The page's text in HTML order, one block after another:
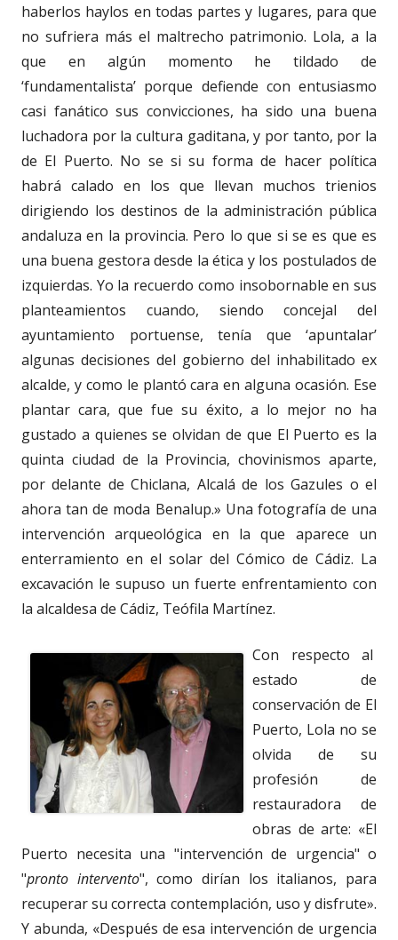
haberlos haylos en todas partes y lugares, para que
no sufriera más el maltrecho patrimonio. Lola, a la
que en algún momento he tildado de
‘fundamentalista’ porque defiende con entusiasmo
casi fanático sus convicciones, ha sido una buena
luchadora por la cultura gaditana, y por tanto, por la
de El Puerto. No se si su forma de hacer política
habrá calado en los que llevan muchos trienios
dirigiendo los destinos de la administración pública
andaluza en la provincia. Pero lo que si se es que es
una buena gestora desde la ética y los postulados de
izquierdas. Yo la recuerdo como insobornable en sus
planteamientos cuando, siendo concejal del
ayuntamiento portuense, tenía que ‘apuntalar’
algunas decisiones del gobierno del inhabilitado ex
alcalde, y como le plantó cara en alguna ocasión. Ese
plantar cara, que fue su éxito, a lo mejor no ha
gustado a quienes se olvidan de que El Puerto es la
quinta ciudad de la Provincia, chovinismos aparte,
por delante de Chiclana, Alcalá de los Gazules o el
ahora tan de moda Benalup.» Una fotografía de una
intervención arqueológica en la que aparece un
enterramiento en el solar del Cómico de Cádiz. La
excavación le supuso un fuerte enfrentamiento con
la alcaldesa de Cádiz, Teófila Martínez.
Con respecto al
estado de
conservación de El
Puerto, Lola no se
olvida de su
profesión de
restauradora de
obras de arte: «El
Puerto necesita una "intervención de urgencia" o
"pronto intervento", como dirían los italianos, para
recuperar su correcta contemplación, uso y disfrute».
Y abunda, «Después de esa intervención de urgencia